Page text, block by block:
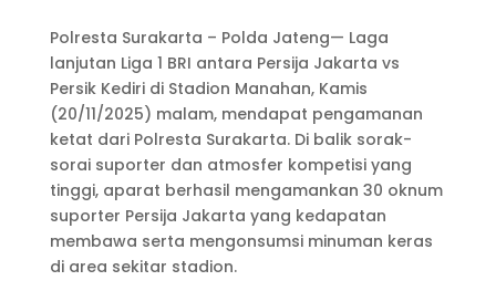
Polresta Surakarta – Polda Jateng— Laga
lanjutan Liga 1 BRI antara Persija Jakarta vs
Persik Kediri di Stadion Manahan, Kamis
(20/11/2025) malam, mendapat pengamanan
ketat dari Polresta Surakarta. Di balik sorak-
sorai suporter dan atmosfer kompetisi yang
tinggi, aparat berhasil mengamankan 30 oknum
suporter Persija Jakarta yang kedapatan
membawa serta mengonsumsi minuman keras
di area sekitar stadion.